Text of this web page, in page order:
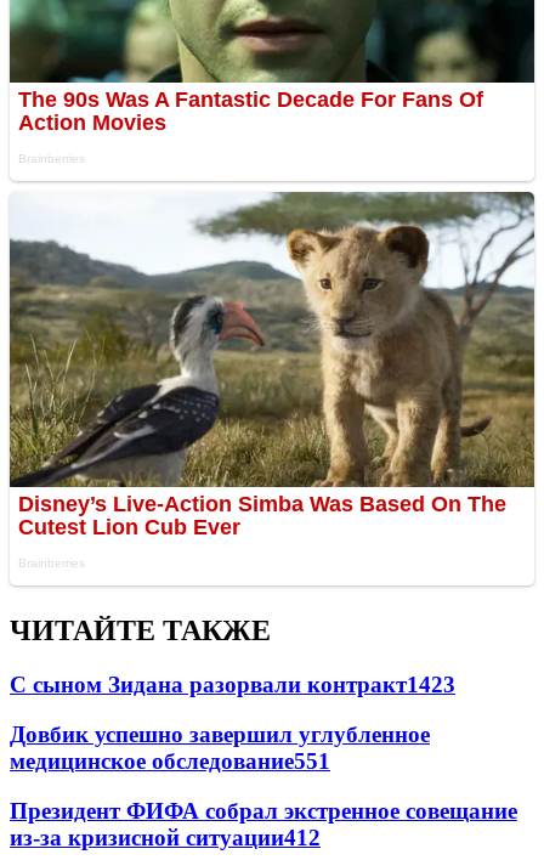
ЧИТАЙТЕ ТАКЖЕ
С сыном Зидана разорвали контракт1423
Довбик успешно завершил углубленное
медицинское обследование551
Президент ФИФА собрал экстренное совещание
из-за кризисной ситуации412